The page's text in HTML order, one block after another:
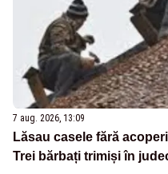
7 aug. 2026, 13:09
Lăsau casele fără
Trei bărbați trimiși în